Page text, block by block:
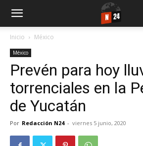
Inicio México
México
Prevén para hoy
torrenciales en la
de Yucatán
Por Redacción N24 - viernes 5 junio, 2020